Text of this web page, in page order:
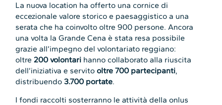
La nuova location ha offerto una cornice di
eccezionale valore storico e paesaggistico a una
serata che ha coinvolto oltre 900 persone. Ancora
una volta la Grande Cena è stata resa possibile
grazie all’impegno del volontariato reggiano:
oltre200 volontari hanno collaborato alla riuscita
dell’iniziativa e servitooltre 700 partecipanti,
distribuendo 3.700 portate.
I fondi raccolti sosterranno le attività della onlus